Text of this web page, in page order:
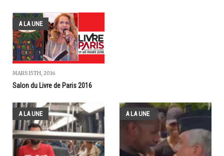
A LA UNE
MARS 15TH, 2016
Salon du Livre de Paris 2016
A LA UNE A LA UNE